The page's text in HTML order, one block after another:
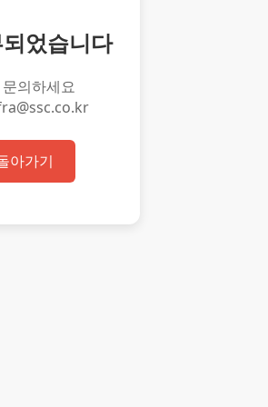
었습니다
의하세요
아가기